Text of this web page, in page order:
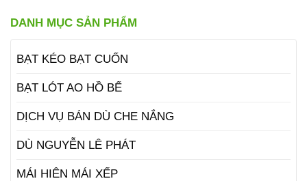
DANH MỤC SẢN PHẨM
BẠT KÉO BẠT CUỐN
BẠT LÓT AO HỒ BỂ
DỊCH VỤ BÁN DÙ CHE NẮNG
DÙ NGUYỄN LÊ PHÁT
MÁI HIÊN MÁI XẾP